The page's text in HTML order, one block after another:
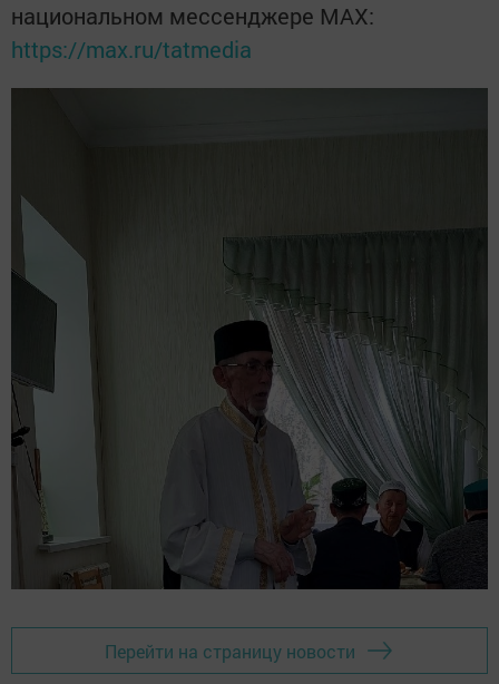
национальном мессенджере MАХ:
https://max.ru/tatmedia
Перейти на страницу новости